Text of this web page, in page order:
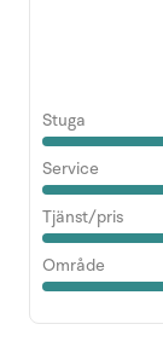
Stuga
Service
Tjänst/pris
Område